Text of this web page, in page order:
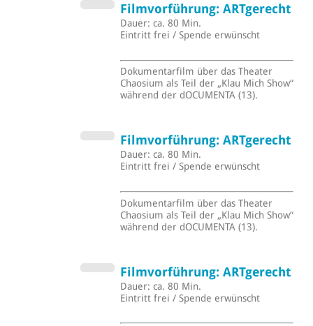
Filmvorführung: ARTgerecht
Dauer: ca. 80 Min.
Eintritt frei / Spende erwünscht
Dokumentarfilm über das Theater
Chaosium als Teil der „Klau Mich Show“
während der dOCUMENTA (13).
Filmvorführung: ARTgerecht
Dauer: ca. 80 Min.
Eintritt frei / Spende erwünscht
Dokumentarfilm über das Theater
Chaosium als Teil der „Klau Mich Show“
während der dOCUMENTA (13).
Filmvorführung: ARTgerecht
Dauer: ca. 80 Min.
Eintritt frei / Spende erwünscht